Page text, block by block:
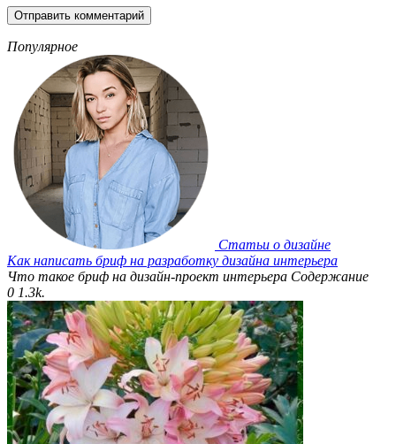
Популярное
Статьи о дизайне
Как написать бриф на разработку дизайна интерьера
Что такое бриф на дизайн-проект интерьера Содержание
0 1.3k.